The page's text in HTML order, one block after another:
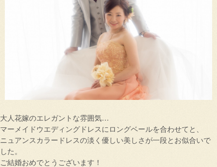
大人花嫁のエレガントな雰囲気…
マーメイドウエディングドレスにロングベールを合わせてと、
ニュアンスカラードレスの淡く優しい美しさが一段とお似合いで
した。
ご結婚おめでとうございます！